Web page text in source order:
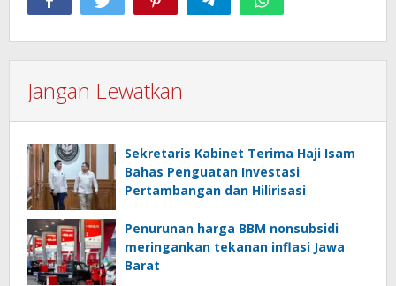
Jangan Lewatkan
Sekretaris Kabinet Terima Haji Isam
Bahas Penguatan Investasi
Pertambangan dan Hilirisasi
Penurunan harga BBM nonsubsidi
meringankan tekanan inflasi Jawa
Barat